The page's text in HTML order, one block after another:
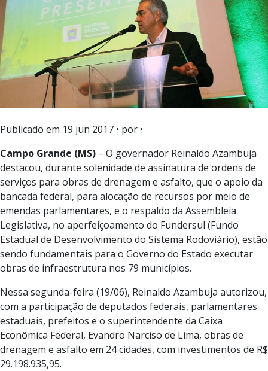
Publicado em 19 jun 2017 • por •
Campo Grande (MS) – O governador Reinaldo Azambuja
destacou, durante solenidade de assinatura de ordens de
serviços para obras de drenagem e asfalto, que o apoio da
bancada federal, para alocação de recursos por meio de
emendas parlamentares, e o respaldo da Assembleia
Legislativa, no aperfeiçoamento do Fundersul (Fundo
Estadual de Desenvolvimento do Sistema Rodoviário), estão
sendo fundamentais para o Governo do Estado executar
obras de infraestrutura nos 79 municípios.
Nessa segunda-feira (19/06), Reinaldo Azambuja autorizou,
com a participação de deputados federais, parlamentares
estaduais, prefeitos e o superintendente da Caixa
Econômica Federal, Evandro Narciso de Lima, obras de
drenagem e asfalto em 24 cidades, com investimentos de R$
29.198.935,95.